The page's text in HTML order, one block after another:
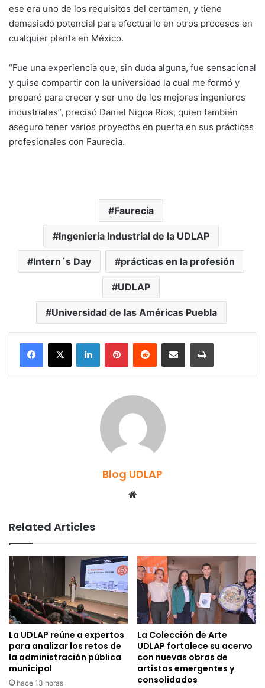
ese era uno de los requisitos del certamen, y tiene
demasiado potencial para efectuarlo en otros procesos en
cualquier planta en México.
“Fue una experiencia que, sin duda alguna, fue sensacional
y quise compartir con la universidad la cual me formó y
preparó para crecer y ser uno de los mejores ingenieros
industriales”, precisó Daniel Nigoa Rios, quien también
aseguro tener varios proyectos en puerta en sus prácticas
profesionales con Faurecia.
Faurecia
Ingeniería Industrial de la UDLAP
Intern´s Day prácticas en la profesión
UDLAP
Universidad de las Américas Puebla
LinkedInPinterestReddit Share via Email Print
Blog UDLAP
Related Articles
La UDLAP reúne a expertos
para analizar los retos de
la administración pública
municipal
hace 13 horas
La Colección de Arte
UDLAP fortalece su acervo
con nuevas obras de
artistas emergentes y
consolidados